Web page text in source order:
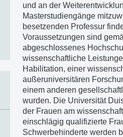
und an der
Masterstudiengänge
besetzenden Professur
Voraussetzungen sind
abgeschlossenes
wissenschaftliche
Habilitation, einer
außeruniversitären
einem anderen
wurden. Die Universität
der Frauen am
einschlägig qualifizierte
Schwerbehinderte werden